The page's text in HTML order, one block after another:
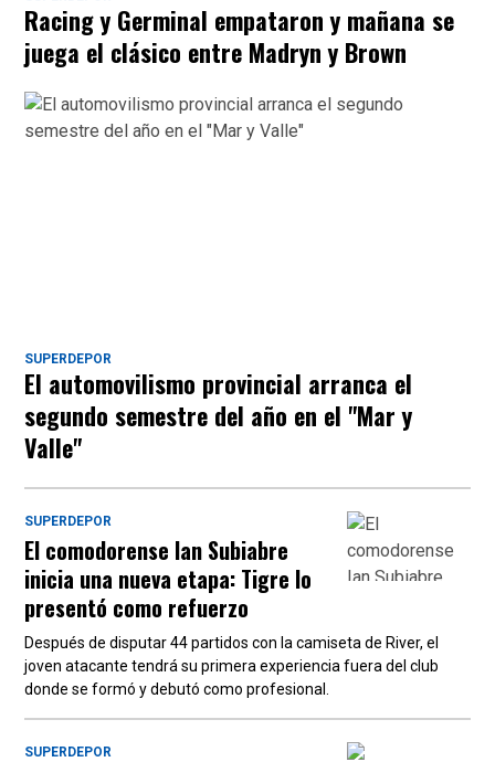
Racing y Germinal empataron y mañana se
juega el clásico entre Madryn y Brown
SUPERDEPOR
El automovilismo provincial arranca el
segundo semestre del año en el "Mar y
Valle"
SUPERDEPOR
El comodorense Ian Subiabre
inicia una nueva etapa: Tigre lo
presentó como refuerzo
Después de disputar 44 partidos con la camiseta de River, el
joven atacante tendrá su primera experiencia fuera del club
donde se formó y debutó como profesional.
SUPERDEPOR